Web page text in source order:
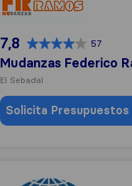
7,8 57
Mudanzas Federico
El Sebadal
Solicita Presupuestos
Mudanzas Duparcq